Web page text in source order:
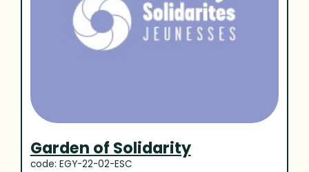
Garden of Solidarity
code: EGY-22-02-ESC